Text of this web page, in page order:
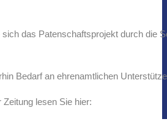
das Patenschaftsprojekt durch die
Bedarf an ehrenamtlichen
lesen Sie hier: